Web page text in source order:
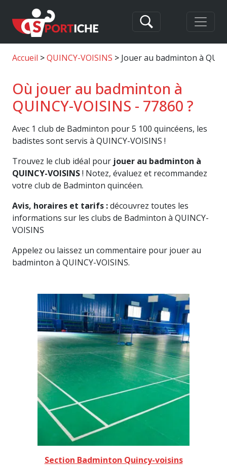
Accueil QUINCY-VOISINS Jouer au badminton à
Où jouer au badminton à
QUINCY-VOISINS - 77860 ?
Avec 1 club de Badminton pour 5 100 quincéens, les
badistes sont servis à QUINCY-VOISINS !
Trouvez le club idéal pour jouer au badminton à
QUINCY-VOISINS! Notez, évaluez et recommandez
votre club de Badminton quincéen.
Avis, horaires et tarifs :découvrez toutes les
informations sur les clubs de Badminton à QUINCY-
VOISINS
Appelez ou laissez un commentaire pour jouer au
badminton à QUINCY-VOISINS.
Section Badminton Quincy-voisins